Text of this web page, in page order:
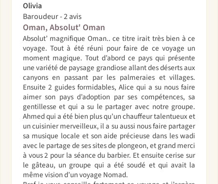
Olivia
Baroudeur - 2 avis
Oman, Absolut' Oman
Absolut’ magnifique Oman.. ce titre irait très bien à ce
voyage. Tout à été réuni pour faire de ce voyage un
moment magique. Tout d’abord ce pays qui présente
une variété de paysage grandiose allant des déserts aux
canyons en passant par les palmeraies et villages.
Ensuite 2 guides formidables, Alice qui a su nous faire
aimer son pays d’adoption par ses compétences, sa
gentillesse et qui a su le partager avec notre groupe.
Ahmed qui a été bien plus qu’un chauffeur talentueux et
un cuisinier merveilleux, il a su aussi nous faire partager
sa musique locale et son aide précieuse dans les wadi
avec le partage de ses sites de plongeon, et grand merci
à vous 2 pour la séance du barbier. Et ensuite cerise sur
le gâteau, un groupe qui a été soudé et qui avait la
même vision d’un voyage Nomad.